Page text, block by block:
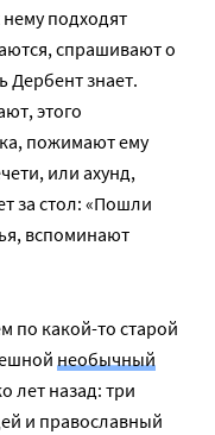
подходят
спрашивают о
Дербент знает.
этого
пожимают ему
или ахунд,
за стол: «Пошли
вспоминают
по какой-то старой
необычный
лет назад: три
и православный